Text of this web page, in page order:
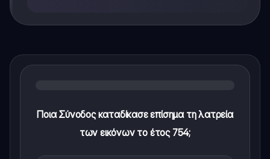
Ποια Σύνοδος καταδίκασε επίσημα τη λατρεία
των εικόνων το έτος 754;